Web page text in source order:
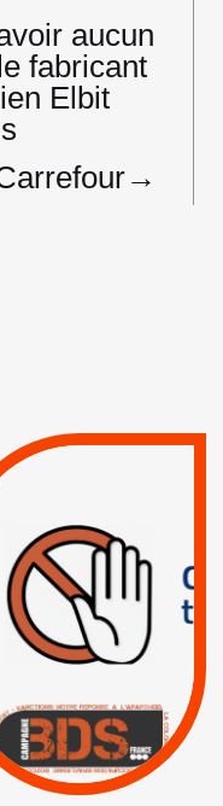
aucun
fabricant
Elbit
→
RESPECT DU DROIT
INTERNATIONAL ?
TRUMP, MACRON :
MÊME COMBAT
| Actus |
| Boycott militaire |
Lettres d'interpellation